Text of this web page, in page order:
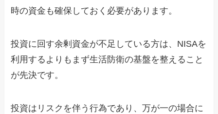
時の資金も確保しておく必要があります。
投資に回す余剰資金が不足している方は、NISAを
利用するよりもまず生活防衛の基盤を整えること
が先決です。
投資はリスクを伴う行為であり、万が一の場合に